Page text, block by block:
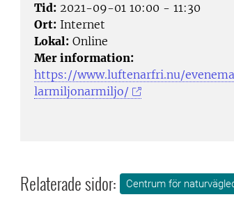
Tid: 2021-09-01 10:00 - 11:30
Ort: Internet
Lokal: Online
Mer information:
https://www.luftenarfri.nu/
larmiljonarmiljo/
Relaterade sidor: Centrum för